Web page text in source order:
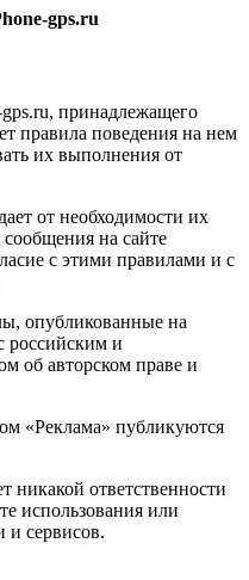
gps.ru
принадлежащего
правила поведения на нем
их выполнения от
от необходимости их
на сайте
с этими правилами и с
опубликованные на
российским и
об авторском праве и
«Реклама» публикуются
никакой ответственности
использования или
и сервисов.